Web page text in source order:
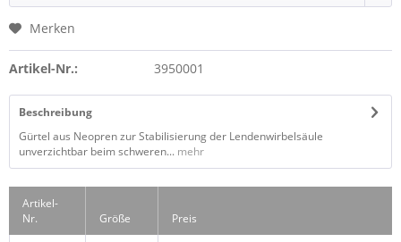
Merken
Artikel-Nr.: 3950001
Beschreibung
Gürtel aus Neopren zur Stabilisierung der Lendenwirbelsäule
unverzichtbar beim schweren... mehr
Artikel-
Nr.
Größe Preis